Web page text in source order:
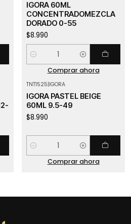
IGORA 60ML
CONCENTRADOMEZCLA
DORADO 0-55
$8.990
Cantidad
Comprar ahora
TNT1525|IGORA
IGORA PASTEL BEIGE
60ML 9.5-49
$8.990
Cantidad
Comprar ahora